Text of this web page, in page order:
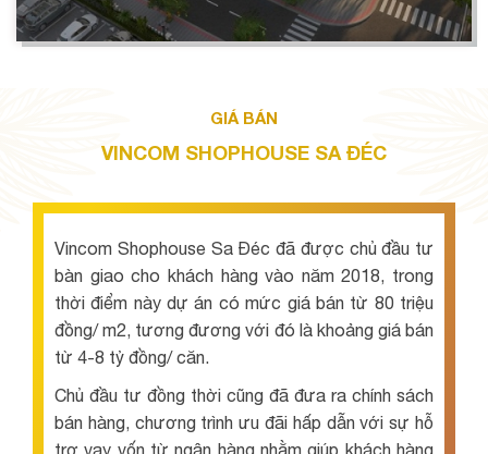
GIÁ BÁN
VINCOM SHOPHOUSE SA ĐÉC
Vincom Shophouse Sa Đéc đã được chủ đầu tư
bàn giao cho khách hàng vào năm 2018, trong
thời điểm này dự án có mức giá bán từ 80 triệu
đồng/ m2, tương đương với đó là khoảng giá bán
từ 4-8 tỷ đồng/ căn.
Chủ đầu tư đồng thời cũng đã đưa ra chính sách
bán hàng, chương trình ưu đãi hấp dẫn với sự hỗ